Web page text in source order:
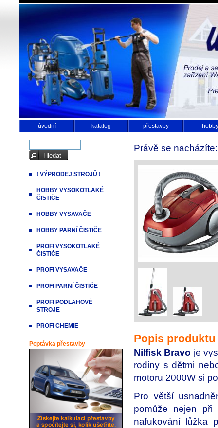
úvodní katalog přestavby hobby
Právě se
Popis produktu
Nilfisk Bravo je
rodiny s dětmi
motoru 2000W si
Pro větší
pomůže nejen při
nafukování lůžka
! VÝPRODEJ STROJŮ !
HOBBY VYSOKOTLAKÉ
ČISTIČE
HOBBY VYSAVAČE
HOBBY PARNÍ ČISTIČE
PROFI VYSOKOTLAKÉ
ČISTIČE
PROFI VYSAVAČE
PROFI PARNÍ ČISTIČE
PROFI PODLAHOVÉ
STROJE
PROFI CHEMIE
Poptávka přestavby